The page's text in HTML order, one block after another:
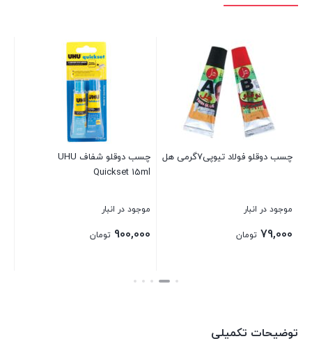
چسب دوقلو فولاد تیوپی7گرمی هل
موجود در انبار
79,000 تومان
چسب دوقلو شفاف UHU
Quickset 15ml
موجود در انبار
900,000 تومان
بستن
توضیحات تکمیلی